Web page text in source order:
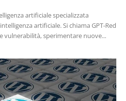
artificiale specializzata
artificiale. Si chiama GPT-Red
vulnerabilità, sperimentare nuove...